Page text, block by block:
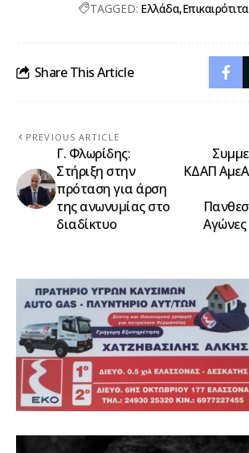
TAGGED: Ελλάδα Επικαιρότιτα
Share This Article
PREVIOUS ARTICLE
Γ. Φλωρίδης:
Στήριξη στην
πρόταση για άρση
της ανωνυμίας στο
διαδίκτυο
ΚΔΑΠ